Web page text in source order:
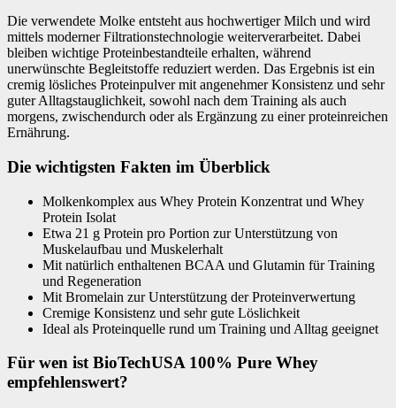
Die verwendete Molke entsteht aus hochwertiger Milch und wird
mittels moderner Filtrationstechnologie weiterverarbeitet. Dabei
bleiben wichtige Proteinbestandteile erhalten, während
unerwünschte Begleitstoffe reduziert werden. Das Ergebnis ist ein
cremig lösliches Proteinpulver mit angenehmer Konsistenz und sehr
guter Alltagstauglichkeit, sowohl nach dem Training als auch
morgens, zwischendurch oder als Ergänzung zu einer proteinreichen
Ernährung.
Die wichtigsten Fakten im Überblick
Molkenkomplex aus Whey Protein Konzentrat und Whey
Protein Isolat
Etwa 21 g Protein pro Portion zur Unterstützung von
Muskelaufbau und Muskelerhalt
Mit natürlich enthaltenen BCAA und Glutamin für Training
und Regeneration
Mit Bromelain zur Unterstützung der Proteinverwertung
Cremige Konsistenz und sehr gute Löslichkeit
Ideal als Proteinquelle rund um Training und Alltag geeignet
Für wen ist BioTechUSA 100% Pure Whey
empfehlenswert?